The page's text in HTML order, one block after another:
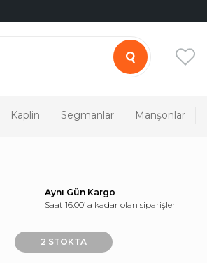
Kaplin Segmanlar Manşonlar
Aynı Gün Kargo
Saat 16:00’ a kadar olan siparişler
2 STOKTA